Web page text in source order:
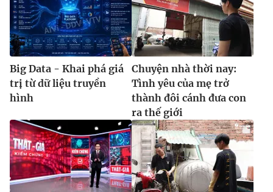
Big Data - Khai phá giá
trị từ dữ liệu truyền
hình
Chuyện nhà thời nay:
Tình yêu của mẹ trở
thành đôi cánh đưa con
ra thế giới